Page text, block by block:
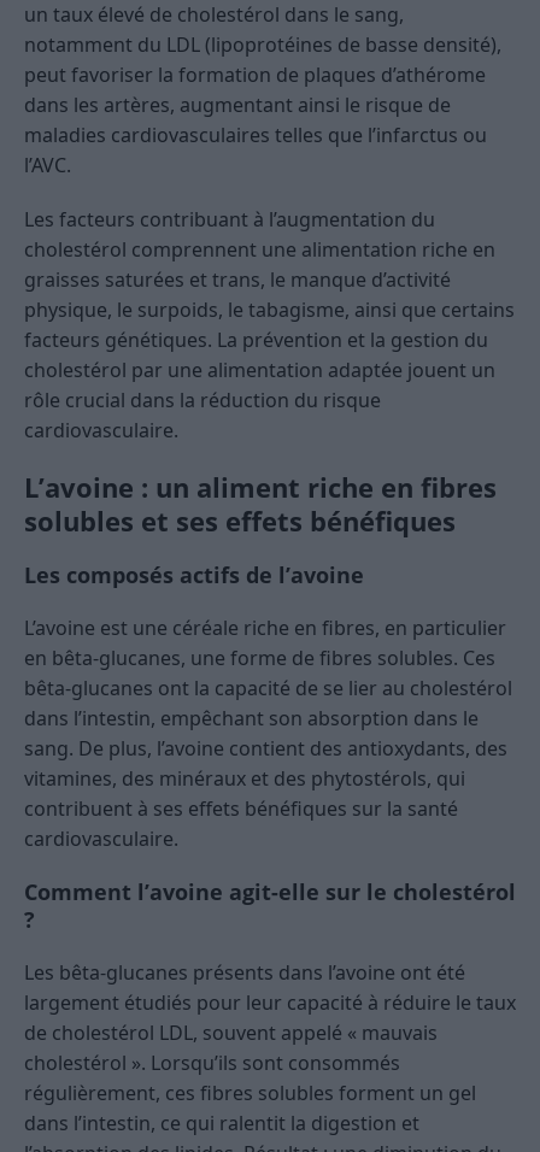
un taux élevé de cholestérol dans le sang,
notamment du LDL (lipoprotéines de basse densité),
peut favoriser la formation de plaques d’athérome
dans les artères, augmentant ainsi le risque de
maladies cardiovasculaires telles que l’infarctus ou
l’AVC.
Les facteurs contribuant à l’augmentation du
cholestérol comprennent une alimentation riche en
graisses saturées et trans, le manque d’activité
physique, le surpoids, le tabagisme, ainsi que certains
facteurs génétiques. La prévention et la gestion du
cholestérol par une alimentation adaptée jouent un
rôle crucial dans la réduction du risque
cardiovasculaire.
L’avoine : un aliment riche en fibres
solubles et ses effets bénéfiques
Les composés actifs de l’avoine
L’avoine est une céréale riche en fibres, en particulier
en bêta-glucanes, une forme de fibres solubles. Ces
bêta-glucanes ont la capacité de se lier au cholestérol
dans l’intestin, empêchant son absorption dans le
sang. De plus, l’avoine contient des antioxydants, des
vitamines, des minéraux et des phytostérols, qui
contribuent à ses effets bénéfiques sur la santé
cardiovasculaire.
Comment l’avoine agit-elle sur le cholestérol
?
Les bêta-glucanes présents dans l’avoine ont été
largement étudiés pour leur capacité à réduire le taux
de cholestérol LDL, souvent appelé « mauvais
cholestérol ». Lorsqu’ils sont consommés
régulièrement, ces fibres solubles forment un gel
dans l’intestin, ce qui ralentit la digestion et